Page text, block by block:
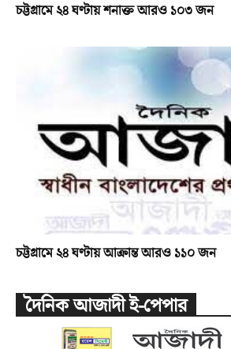
চট্টগ্রামে ২৪ ঘণ্টায় শনাক্ত আরও ১০৩ জন
চট্টগ্রামে ২৪ ঘণ্টায় আক্রান্ত আরও ১১০ জন
দৈনিক আজাদী ই-পেপার